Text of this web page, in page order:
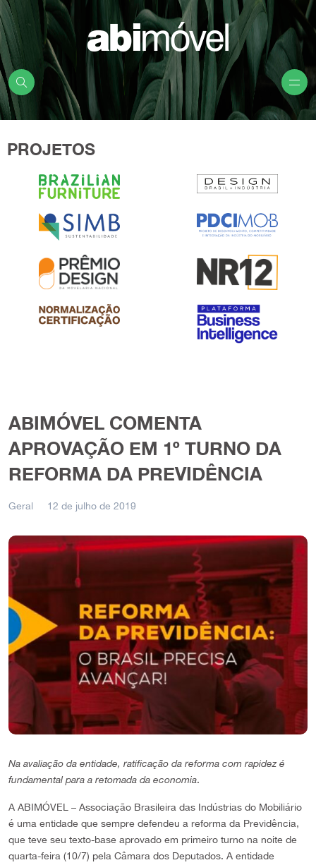
PROJETOS
ABIMÓVEL COMENTA
APROVAÇÃO EM 1º TURNO DA
REFORMA DA PREVIDÊNCIA
Geral 12 de julho de 2019
Na avaliação da entidade, ratificação da reforma com rapidez é
fundamental para a retomada da economia.
A ABIMÓVEL – Associação Brasileira das Indústrias do Mobiliário
é uma entidade que sempre defendeu a reforma da Previdência,
que teve seu texto-base aprovado em primeiro turno na noite de
quarta-feira (10/7) pela Câmara dos Deputados. A entidade